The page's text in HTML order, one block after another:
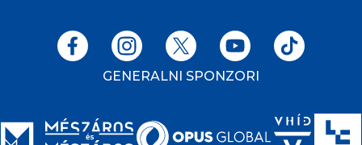
GENERALNI SPONZORI